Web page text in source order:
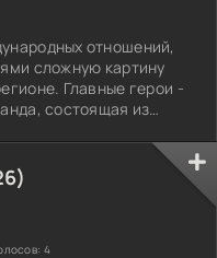
отношений,
сложную картину
Главные герои -
состоящая из
4